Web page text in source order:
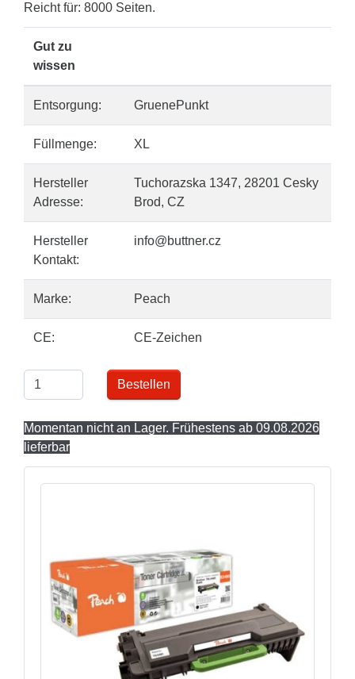
Reicht für: 8000 Seiten.
Gut zu
wissen
Entsorgung: GruenePunkt
Füllmenge: XL
Hersteller
Adresse:
Tuchorazska 1347, 28201 Cesky
Brod, CZ
Hersteller
Kontakt:
info@buttner.cz
Marke: Peach
CE: CE-Zeichen
Bestellen
Momentan nicht an Lager. Frühestens ab 09.08.2026
lieferbar